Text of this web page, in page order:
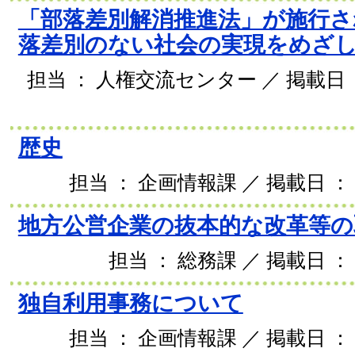
「部落差別解消推進法」が施行
落差別のない社会の実現をめざ
担当 ： 人権交流センター ／ 掲載日
歴史
担当 ： 企画情報課 ／ 掲載日 ：
地方公営企業の抜本的な改革等
担当 ： 総務課 ／ 掲載日
独自利用事務について
担当 ： 企画情報課 ／ 掲載日 ：